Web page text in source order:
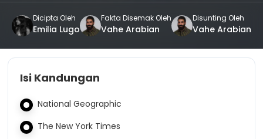
Dicipta Oleh
Emilia Lugo
Fakta Disemak Oleh
Vahe Arabian
Disunting Oleh
Vahe Arabian
Isi Kandungan
National Geographic
The New York Times